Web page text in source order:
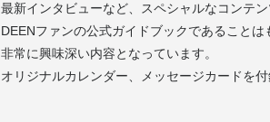
最新インタビューなど、スペシャルなコンテン
DEENファンの公式ガイドブックであること
非常に興味深い内容となっています。
オリジナルカレンダー、メッセージカードを